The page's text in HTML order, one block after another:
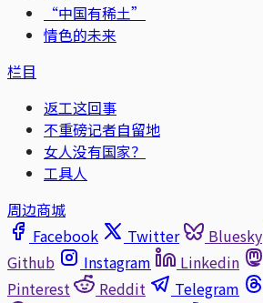
“中国有稀土”
情色的未来
栏目
返工这回事
不重磅记者自留地
女人没有国家？
工具人
周边商城
Facebook
Twitter Bluesky
Github
Instagram Linkedin
Pinterest
Reddit Telegram